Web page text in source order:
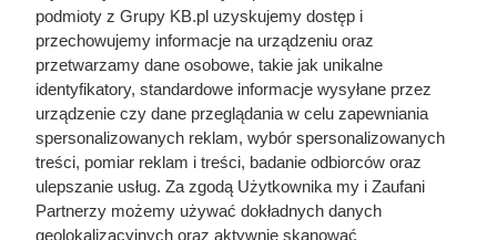
Dziennikarze ujawnili
pochodzenie mięsa z Dino. Klienci
zaskoczeni
podmioty z Grupy KB.pl uzyskujemy dostęp i
przechowujemy informacje na urządzeniu oraz
przetwarzamy dane osobowe, takie jak unikalne
identyfikatory, standardowe informacje wysyłane przez
urządzenie czy dane przeglądania w celu zapewniania
spersonalizowanych reklam, wybór spersonalizowanych
treści, pomiar reklam i treści, badanie odbiorców oraz
ulepszanie usług. Za zgodą Użytkownika my i Zaufani
Partnerzy możemy używać dokładnych danych
geolokalizacyjnych oraz aktywnie skanować